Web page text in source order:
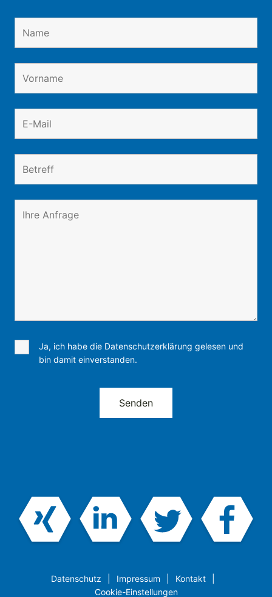
Ja, ich habe die Datenschutzerklärung gelesen und
bin damit einverstanden.
Datenschutz Impressum
Kontakt
Cookie-Einstellungen